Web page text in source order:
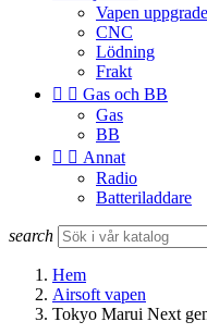
Vapen
CNC
Lödning
Frakt
  Gas och BB
Gas
BB
  Annat
Radio
Batteriladdare
search
Hem
Airsoft vapen
Tokyo Marui Next